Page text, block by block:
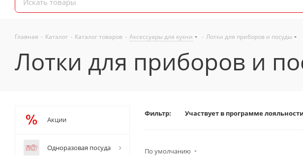
Главная - Каталог - Каталог товаров - Аксессуары для кухни - Лотки для приборов и посуды
Лотки для приборов и
Фильтр: Участвует в программе
По умолчанию
Акции
Одноразовая посуда